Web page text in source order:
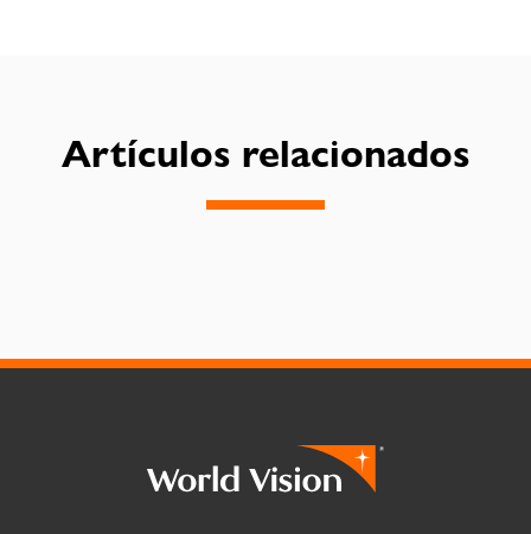
Artículos relacionados